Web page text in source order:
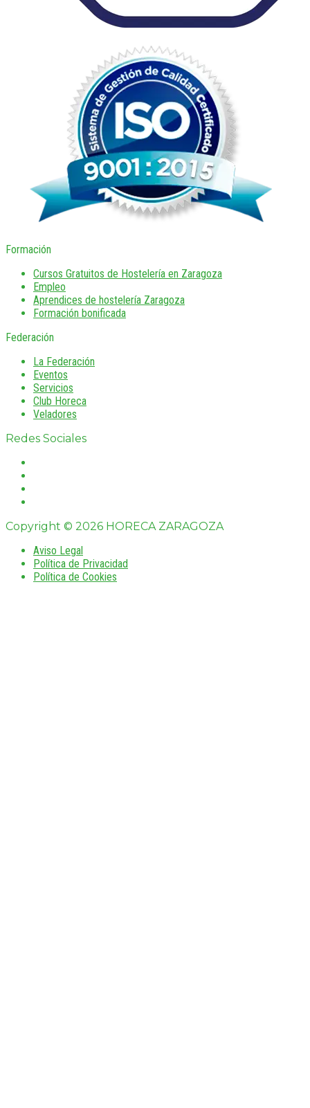
Formación
Cursos Gratuitos de Hostelería en Zaragoza
Empleo
Aprendices de hostelería Zaragoza
Formación bonificada
Federación
La Federación
Eventos
Servicios
Club Horeca
Veladores
Redes Sociales
Copyright © 2026 HORECA ZARAGOZA
Aviso Legal
Política de Privacidad
Política de Cookies